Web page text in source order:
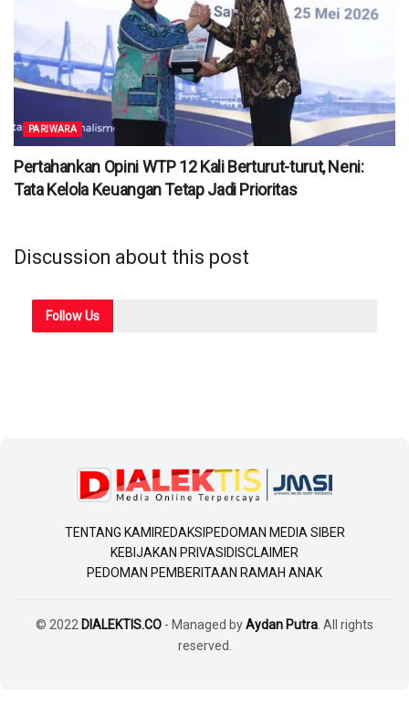
PARIWARA
Pertahankan Opini WTP 12 Kali Berturut-turut, Neni:
Tata Kelola Keuangan Tetap Jadi Prioritas
Discussion about this post
FollowUs
TENTANG KAMIREDAKSIPEDOMAN MEDIA SIBER
KEBIJAKAN PRIVASIDISCLAIMER
PEDOMAN PEMBERITAAN RAMAH ANAK
© 2022 DIALEKTIS.CO - Managed byAydan Putra . All rights
reserved.